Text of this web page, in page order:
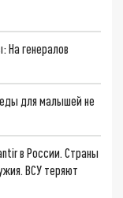
На генералов
для малышей не
в России. Страны
ВСУ теряют